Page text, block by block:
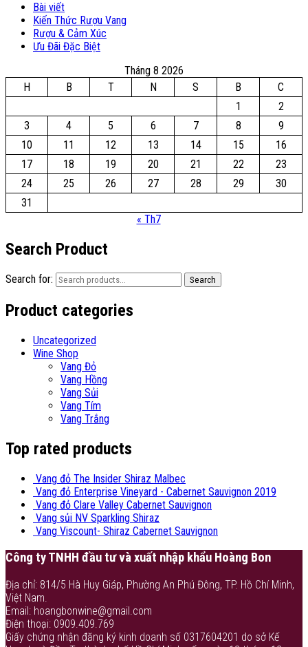
Bài viết
Kiến Thức Rượu Vang
Rượu & Cảm Xúc
Ưu Đãi Đặc Biệt
Tháng 8 2026
H
B T N S B
C
1
2
3
4 5 6 7 8
9
10
11 12 13 14 15
16
17
18 19 20 21 22
23
24
25 26 27 28 29
30
31
« Th7
Search Product
Search for: Search
Product categories
Uncategorized
Wine Shop
Vang Đỏ
Vang Hồng
Vang Sủi
Vang Tím
Vang Trắng
Top rated products
Vang đỏ The Insider Shiraz Malbec
Vang đỏ Enterprise Vineyard - Cabernet Sauvignon 2019
Vang đỏ Clare Valley Cabernet Sauvignon
Vang sủi NV Sparkling Shiraz
Vang Viscount- Shiraz Cabernet Sauvignon
Công ty TNHH đầu tư và xuất nhập khẩu Hoàng Bon
Địa chỉ: 814/5 Hà Huy Giáp, Phường An Phú Đông, TP. Hồ Chí Minh,
Việt Nam.
Email: hoangbonwine@gmail.com
Điện thoại: 0909.409.769
Giấy chứng nhận đăng ký kinh doanh số 0317604201 do sở Kế